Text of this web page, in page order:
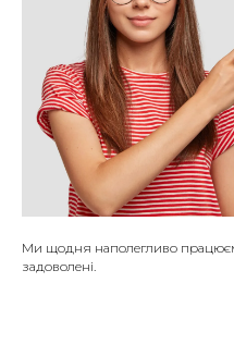
Ми щодня наполегливо
задоволені.